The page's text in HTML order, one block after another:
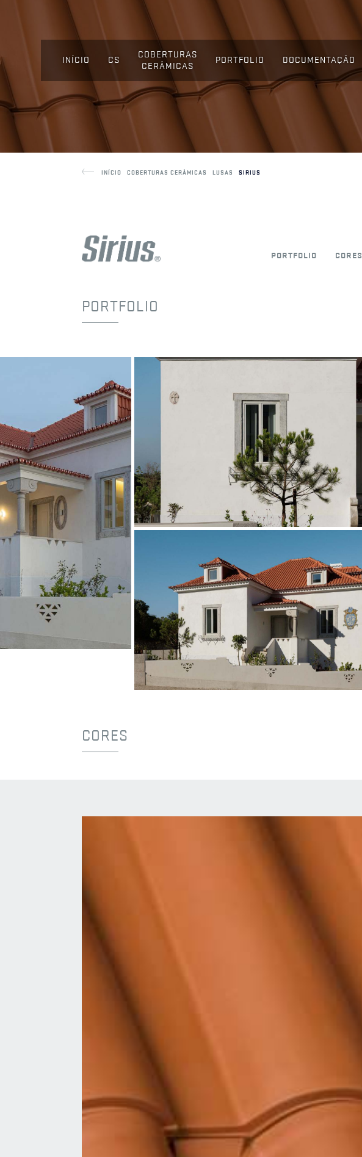
INÍCIO CS
COBERTURAS
CERÂMICAS
PORTFOLIO DOCUMENTAÇÃO
INÍCIO COBERTURAS CERÂMICAS LUSAS SIRIUS
PORTFOLIO CORES
PORTFOLIO
Vermelho Natural
Estoril
ARQUITETO
e Boost Studio
Vermelho Natural
Estoril
ARQUITETO
ARX Portugal e Boost Studio
©Ivo Tavares Studio
Vermelho Natural
Estoril
ARQUITETOARX Portugal e Boost Studio
©Ivo Tavares Studio
CORES